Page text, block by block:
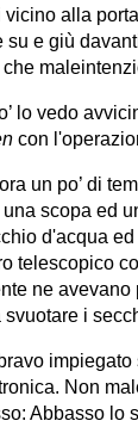
vicino alla
su e giù
che
lo vedo
con
un po’ di
scopa ed
d'acqua
telescopico
ne
svuotare i
Non
Abbasso lo